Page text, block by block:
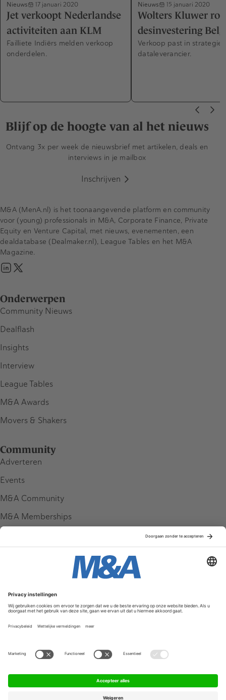
Nieuws 17 januari 2020
Jet verkoopt Nederlandse
activiteiten aan KLM
Failliete Indiërs melden verkoop
onderdelen.
Nieuws 15 januari 2020
Wolters Kluwer
desinvestering
Verkoop past in strategie
dataleverancier.
Blijf op de hoogte van al het nieuws
Ontvang 3x per week de nieuwsbrief met artikelen, deals en
interviews in je mailbox
Inschrijven
Onderwerpen
Community Nieuws
Dealflash
Insights
Interview
League Tables
M&A Awards
Movers & Shakers
Community
Adverteren
Events
M&A Community
M&A Memberships
Service & Contact
Contact
FAQ
Werken bij ons
Algemene Voorwaarden
M&A (MenA.nl) is het toonaangevende platform en community
voor (young) professionals in M&A, Corporate Finance, Private
Equity en Venture Capital, met nieuws, evenementen, een
dealdatabase (Dealmaker.nl), League Tables en het M&A
Magazine.